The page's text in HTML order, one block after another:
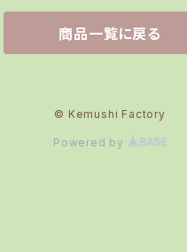
商品一覧に戻る
© Kemushi Factory
Powered by